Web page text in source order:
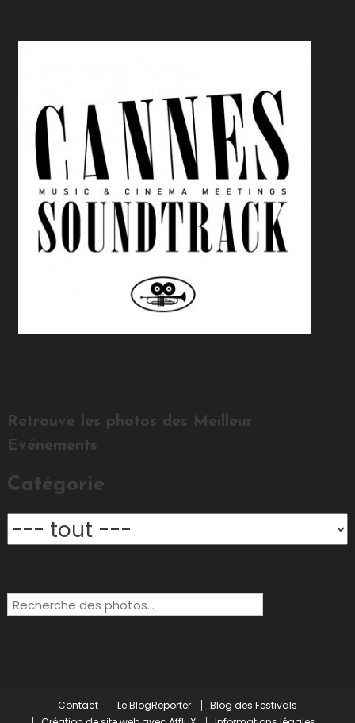
Retrouve les photos des Meilleur
Evénements
Catégorie
Rechercher:
Contact Le BlogReporter
Blog des Festivals